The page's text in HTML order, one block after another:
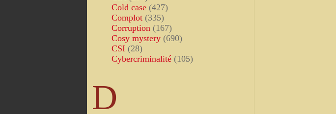
Cold case (427)
Complot (335)
Corruption (167)
Cosy mystery (690)
CSI (28)
Cybercriminalité (105)
D